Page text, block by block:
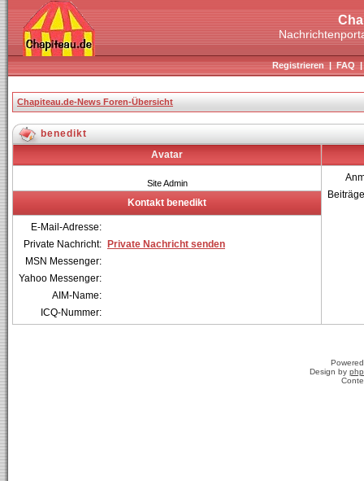
Registrieren|FAQ
Chapiteau.de-News Foren-Übersicht
benedikt
Avatar
Site Admin
Kontakt benedikt
E-Mail-Adresse:
Private Nachricht:
Private Nachricht senden
MSN Messenger:
Yahoo Messenger:
AIM-Name:
ICQ-Nummer:
Design by